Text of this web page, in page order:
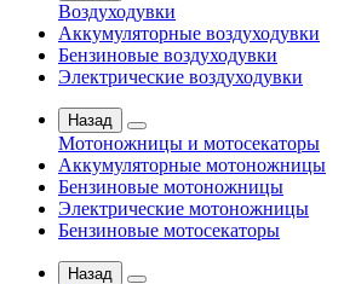
Воздуходувки
Аккумуляторные воздуходувки
Бензиновые воздуходувки
Электрические воздуходувки
Назад
Мотоножницы и мотосекаторы
Аккумуляторные мотоножницы
Бензиновые мотоножницы
Электрические мотоножницы
Бензиновые мотосекаторы
Назад